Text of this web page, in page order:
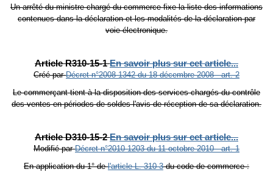
Un arrêté du ministre chargé du commerce fixe la liste des informations
contenues dans la déclaration et les modalités de la déclaration par
voie électronique.
Article R310-15-1 En savoir plus sur cet article...
Créé par Décret n°2008-1342 du 18 décembre 2008 - art. 2
Le commerçant tient à la disposition des services chargés du contrôle
des ventes en périodes de soldes l'avis de réception de sa déclaration.
Article D310-15-2 En savoir plus sur cet article...
Modifié par Décret n°2010-1203 du 11 octobre 2010 - art. 1
En application du 1° de l'article L. 310-3 du code de commerce :